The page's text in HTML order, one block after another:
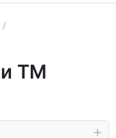
ТМ